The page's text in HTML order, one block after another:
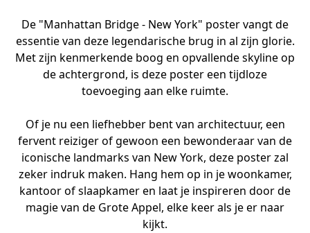
De "Manhattan Bridge - New York" poster vangt de
essentie van deze legendarische brug in al zijn glorie.
Met zijn kenmerkende boog en opvallende skyline op
de achtergrond, is deze poster een tijdloze
toevoeging aan elke ruimte.
Of je nu een liefhebber bent van architectuur, een
fervent reiziger of gewoon een bewonderaar van de
iconische landmarks van New York, deze poster zal
zeker indruk maken. Hang hem op in je woonkamer,
kantoor of slaapkamer en laat je inspireren door de
magie van de Grote Appel, elke keer als je er naar
kijkt.